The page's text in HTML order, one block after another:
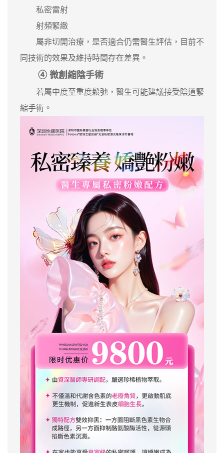
私密雷射
射頻緊緻
屬非切開治療，是否適合仍需醫生評估，目前不
同技術的效果及維持時間存在差異。
④ 微創縮陰手術
若屬中度至重度鬆弛，醫生可能建議接受陰道緊
縮手術。